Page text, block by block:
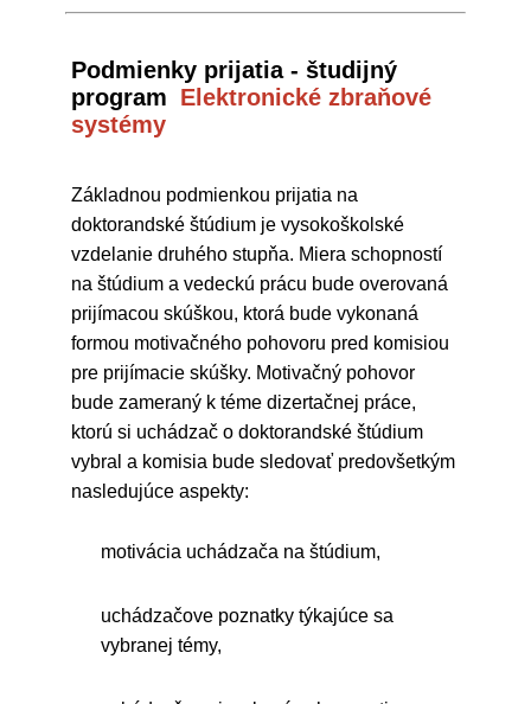
Podmienky prijatia - študijný
program Elektronické zbraňové
systémy
Základnou podmienkou prijatia na
doktorandské štúdium je vysokoškolské
vzdelanie druhého stupňa. Miera schopností
na štúdium a vedeckú prácu bude overovaná
prijímacou skúškou, ktorá bude vykonaná
formou motivačného pohovoru pred komisiou
pre prijímacie skúšky. Motivačný pohovor
bude zameraný k téme dizertačnej práce,
ktorú si uchádzač o doktorandské štúdium
vybral a komisia bude sledovať predovšetkým
nasledujúce aspekty:
motivácia uchádzača na štúdium,
uchádzačove poznatky týkajúce sa
vybranej témy,